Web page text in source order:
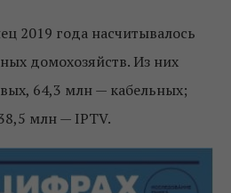
2019 года насчитывалось
домохозяйств. Из них
64,3 млн — кабельных;
млн — IPTV.